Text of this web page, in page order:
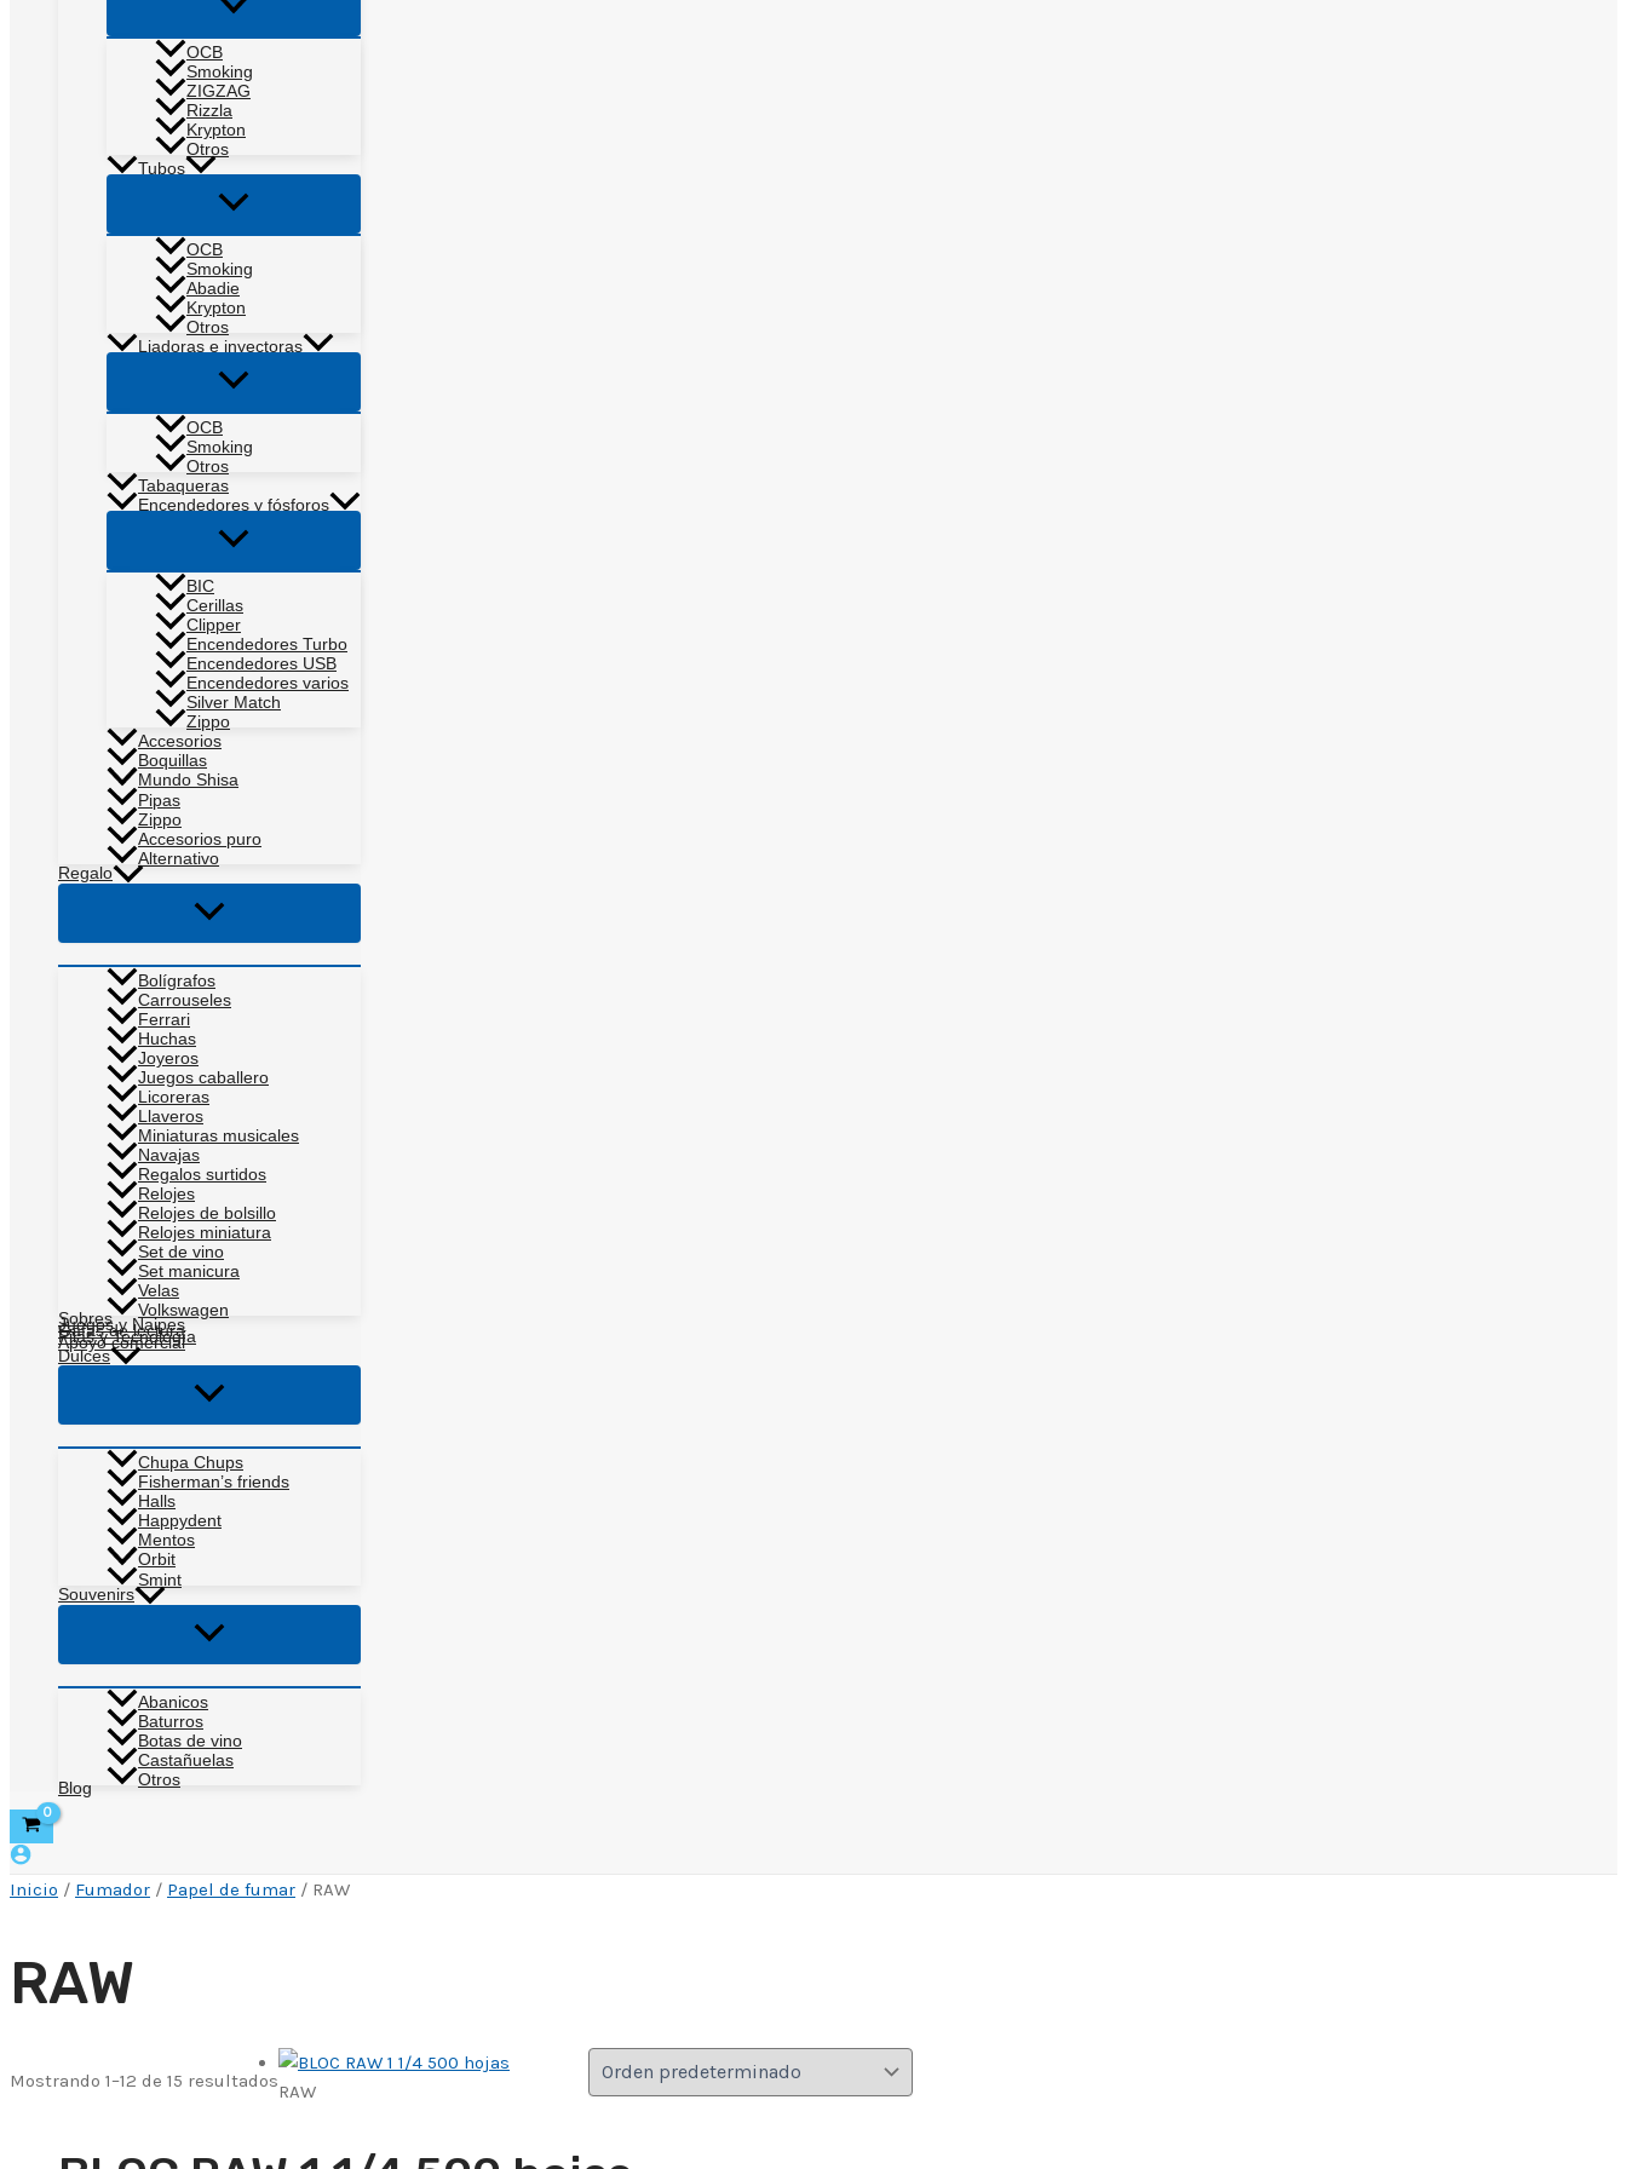
OCB
Smoking
ZIGZAG
Rizzla
Krypton
Otros
Tubos
Alternar
OCB
Smoking
Abadie
Krypton
Otros
Liadoras e inyectoras
Alternar
OCB
Smoking
Otros
Tabaqueras
Encendedores y fósforos
Alternar
BIC
Cerillas
Clipper
Encendedores Turbo
Encendedores USB
Encendedores varios
Silver Match
Zippo
Accesorios
Boquillas
Mundo Shisa
Pipas
Zippo
Accesorios puro
Alternativo
Regalo
Alternar
Bolígrafos
Carrouseles
Ferrari
Huchas
Joyeros
Juegos caballero
Licoreras
Llaveros
Miniaturas musicales
Navajas
Regalos surtidos
Relojes
Relojes de bolsillo
Relojes miniatura
Set de vino
Set manicura
Velas
Volkswagen
Sobres
Juegos y Naipes
Gafas de lectura
Pilas y Tecnología
Apoyo comercial
Dulces
Alternar
Chupa Chups
Fisherman’s friends
Halls
Happydent
Mentos
Orbit
Smint
Souvenirs
Alternar
Abanicos
Baturros
Botas de vino
Castañuelas
Otros
Blog
Inicio / Fumador / Papel de fumar / RAW
RAW
Mostrando 1–12 de 15 resultadosRAW